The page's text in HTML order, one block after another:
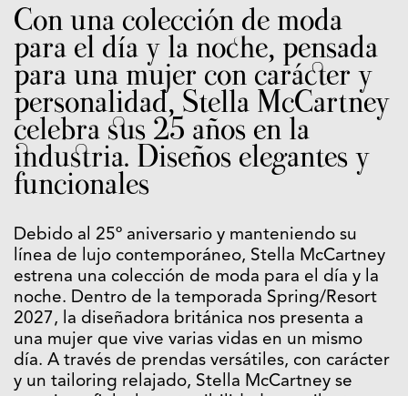
Con una colección de moda
para el día y la noche, pensada
para una mujer con carácter y
personalidad, Stella McCartney
celebra sus 25 años en la
industria. Diseños elegantes y
funcionales
Debido al 25º aniversario y manteniendo su
línea de lujo contemporáneo, Stella McCartney
estrena una colección de moda para el día y la
noche. Dentro de la temporada Spring/Resort
2027, la diseñadora británica nos presenta a
una mujer que vive varias vidas en un mismo
día. A través de prendas versátiles, con carácter
y un tailoring relajado, Stella McCartney se